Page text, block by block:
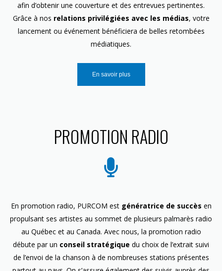
afin d’obtenir une couverture et des entrevues pertinentes.
Grâce à nos relations privilégiées avec les médias, votre
lancement ou événement bénéficiera de belles retombées
médiatiques.
En savoir plus
PROMOTION RADIO
En promotion radio, PURCOM est génératrice de succès en
propulsant ses artistes au sommet de plusieurs palmarès radio
au Québec et au Canada. Avec nous, la promotion radio
débute par un conseil stratégique du choix de l’extrait suivi
de l’envoi de la chanson à de nombreuses stations présentes